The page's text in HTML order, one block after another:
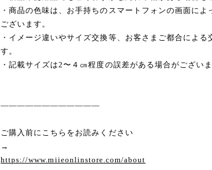
・商品の色味は、お手持ちのスマートフォンの画面に
ございます。
・イメージ違いやサイズ交換等、お客さまご都合による
す。
・記載サイズは2〜４㎝程度の誤差がある場合がございま
————————————
ご購入前にこちらをお読みください
→
https://www.miieonlinstore.com/about